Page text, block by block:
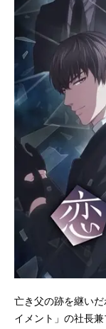
亡き父の跡を継い
イメント」の社長